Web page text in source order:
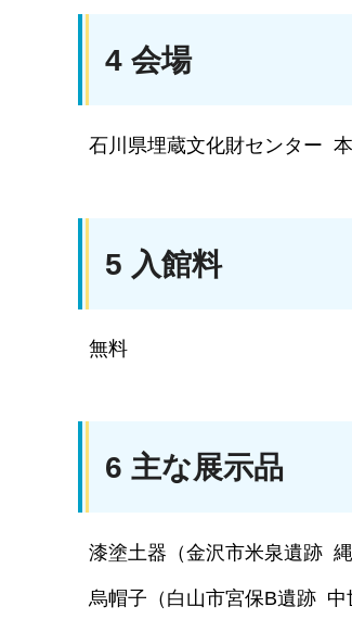
4 会場
石川県埋蔵文化財センター
5 入館料
無料
6 主な展示品
漆塗土器（金沢市米泉遺跡 縄
烏帽子（白山市宮保B遺跡 中